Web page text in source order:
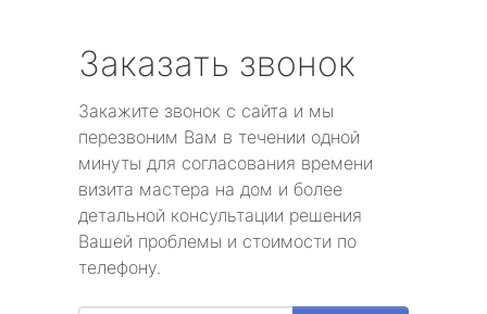
Заказать звонок
Закажите звонок с сайта и мы
перезвоним Вам в течении одной
минуты для согласования времени
визита мастера на дом и более
детальной консультации решения
Вашей проблемы и стоимости по
телефону.